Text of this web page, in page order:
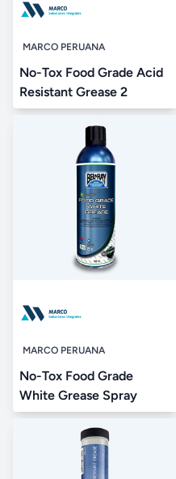
MARCO PERUANA
No-Tox Food Grade Acid
Resistant Grease 2
MARCO PERUANA
No-Tox Food Grade
White Grease Spray